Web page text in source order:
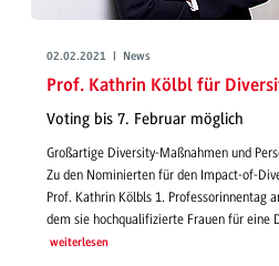
02.02.2021 | News
Prof. Kathrin Kölbl für
Voting bis 7. Februar möglich
Großartige Diversity-Maßnahmen und
Zu den Nominierten für den Impact-of-
Prof. Kathrin Kölbls 1. Professorinnentag
dem sie hochqualifizierte Frauen für eine
weiterlesen